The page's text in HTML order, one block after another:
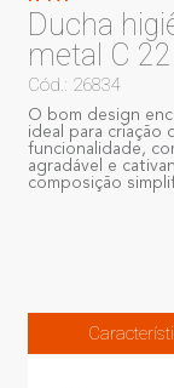
Ducha
metal C 22
Cód.: 26834
O bom design
ideal para criação
funcionalidade,
agradável e
composição